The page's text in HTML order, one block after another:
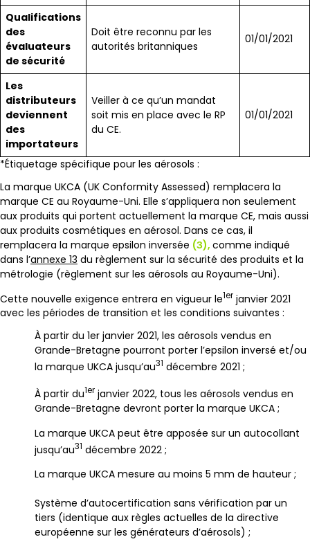
Qualifications
des
évaluateurs
de sécurité
Doit être reconnu par les
autorités britanniques
01/01/2021
Les
distributeurs
deviennent
des
importateurs
Veiller à ce qu’un mandat
soit mis en place avec le RP
du CE.
01/01/2021
*Étiquetage spécifique pour les aérosols :
La marque UKCA (UK Conformity Assessed) remplacera la
marque CE au Royaume-Uni. Elle s’appliquera non seulement
aux produits qui portent actuellement la marque CE, mais aussi
aux produits cosmétiques en aérosol. Dans ce cas, il
remplacera la marque epsilon inversée (З), comme indiqué
dans l’annexe 13 du règlement sur la sécurité des produits et la
métrologie (règlement sur les aérosols au Royaume-Uni).
Cette nouvelle exigence entrera en vigueur le1er janvier 2021
avec les périodes de transition et les conditions suivantes :
À partir du 1er janvier 2021, les aérosols vendus en
Grande-Bretagne pourront porter l’epsilon inversé et/ou
la marque UKCA jusqu’au31 décembre 2021 ;
À partir du1er janvier 2022, tous les aérosols vendus en
Grande-Bretagne devront porter la marque UKCA ;
La marque UKCA peut être apposée sur un autocollant
jusqu’au31 décembre 2022 ;
La marque UKCA mesure au moins 5 mm de hauteur ;
Système d’autocertification sans vérification par un
tiers (identique aux règles actuelles de la directive
européenne sur les générateurs d’aérosols) ;